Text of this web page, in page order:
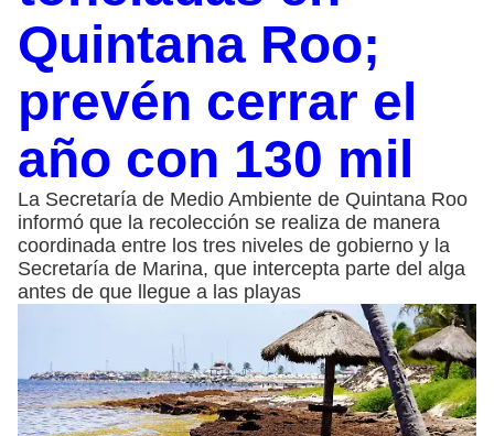
Quintana Roo;
prevén cerrar el
año con 130 mil
La Secretaría de Medio Ambiente de Quintana Roo
informó que la recolección se realiza de manera
coordinada entre los tres niveles de gobierno y la
Secretaría de Marina, que intercepta parte del alga
antes de que llegue a las playas